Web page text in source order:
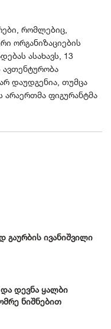
რომლებიც,
ორგანიზაციების
ასახავს, 13
დაუდგენია, თუმცა
არაერთმა ფიგურანტმა
გაურბის ივანიშვილი
დევნა ყალბი
ნიშნებით